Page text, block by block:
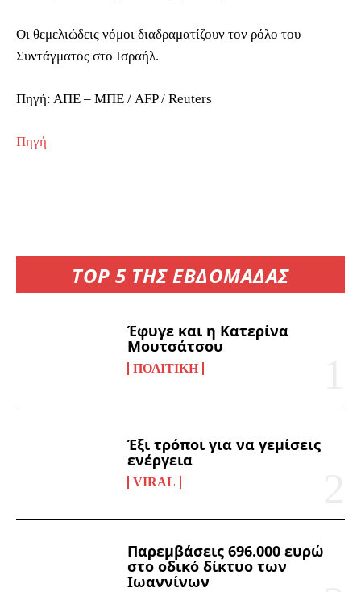
TOP 5 ΤΗΣ ΕΒΔΟΜΑΔΑΣ
Έφυγε και η Κατερίνα
Μουτσάτσου
ΠΟΛΙΤΙΚΉ
Έξι τρόποι για να γεμίσεις
ενέργεια
VIRAL
Παρεμβάσεις 696.000 ευρώ
στο οδικό δίκτυο των
Ιωαννίνων
Οι θεμελιώδεις νόμοι διαδραματίζουν τον ρόλο του
Συντάγματος στο Ισραήλ.
Πηγή: ΑΠΕ – ΜΠΕ / AFP / Reuters
Πηγή